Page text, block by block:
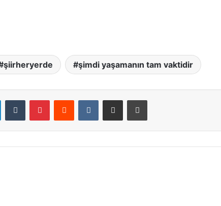
şiirheryerde şimdi yaşamanın tam vaktidir
LinkedInTumblr PinterestReddit VKontakteE-Posta ile paylaş Yazdır